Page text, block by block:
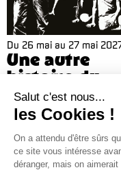
Du 26 mai au 27 mai
Une autre
histoire du
théâtre
Fanny de Chaillé
Billetterie 02 38 81 01 00
Administration 02 38 62 15
CDN Orléans / Centre-Val